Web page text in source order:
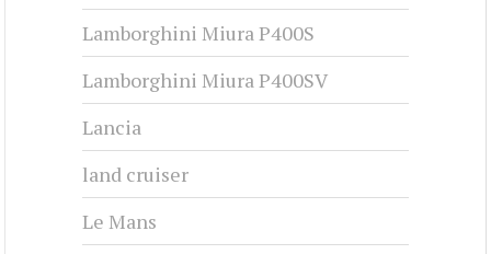
Lamborghini Miura P400S
Lamborghini Miura P400SV
Lancia
land cruiser
Le Mans